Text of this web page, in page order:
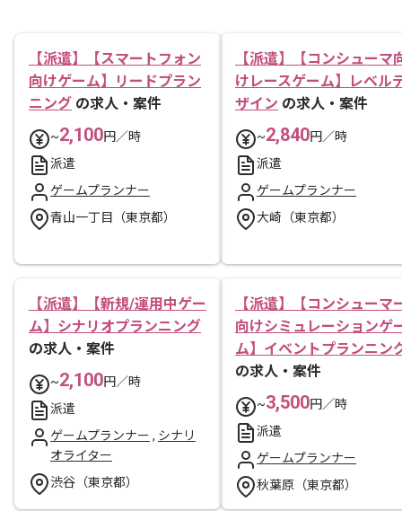
【派遣】【スマートフォン
向けゲーム】リードプラン
ニング の求人・案件
~2,100円／時
派遣
ゲームプランナー
青山一丁目（東京都）
【派遣】【コンシューマ
けレースゲーム】レベル
ザイン の求人・案件
~2,840円／時
派遣
ゲームプランナー
大崎（東京都）
【派遣】【新規/運用中ゲー
ム】シナリオプランニング
の求人・案件
~2,100円／時
派遣
ゲームプランナー , シナリ
オライター
渋谷（東京都）
【派遣】【コンシューマ
向けシミュレーションゲ
ム】イベントプランニン
の求人・案件
~3,500円／時
派遣
ゲームプランナー
秋葉原（東京都）